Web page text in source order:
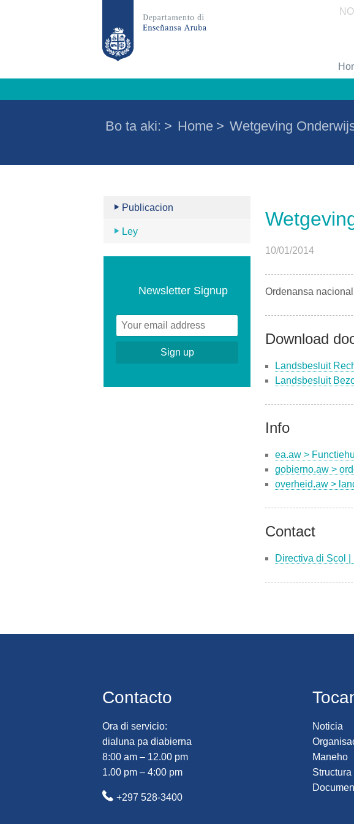
Bo ta aki: > Home > Wetgeving
10/01/2014
Ordenansa
Download
Landsbesluit
Landsbesluit
Info
ea.aw >
gobierno.aw >
overheid.aw >
Contact
Directiva di Scol
Publicacion
Ley
Newsletter Signup
Contacto
Ora di servicio:
dialuna pa diabierna
8:00 am – 12.00 pm
1.00 pm – 4:00 pm
+297 528-3400
Noticia
Maneho
Structura